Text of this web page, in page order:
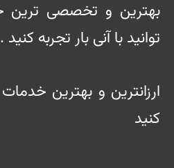
بهترین و تخصصی ترین
توانید با آنی بار تجربه کنید .
ارزانترین و بهترین خدمات
کنید